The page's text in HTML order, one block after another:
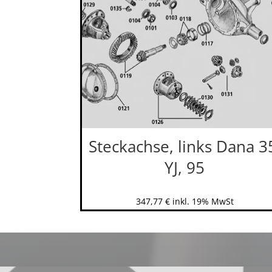
Steckachse, links Dana
YJ, 95
347,77 € inkl. 19% MwSt